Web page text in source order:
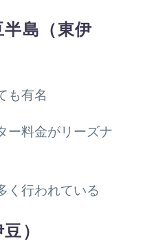
島（東伊
も有名
ー料金がリーズナ
く行われている
）